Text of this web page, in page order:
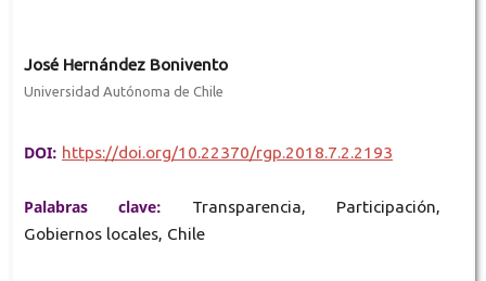
José Hernández Bonivento
Universidad Autónoma de Chile
DOI: https://doi.org/10.22370/rgp.2018.7.2.2193
Palabras clave:
Transparencia, Participación,
Gobiernos locales, Chile